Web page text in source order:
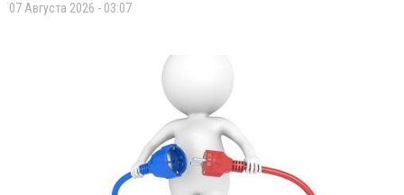
07 Августа 2026 - 03:07